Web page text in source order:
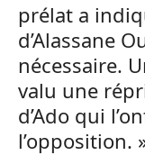
prélat a
d’Alassane
nécessaire.
valu une
d’Ado qui
l’opposition.